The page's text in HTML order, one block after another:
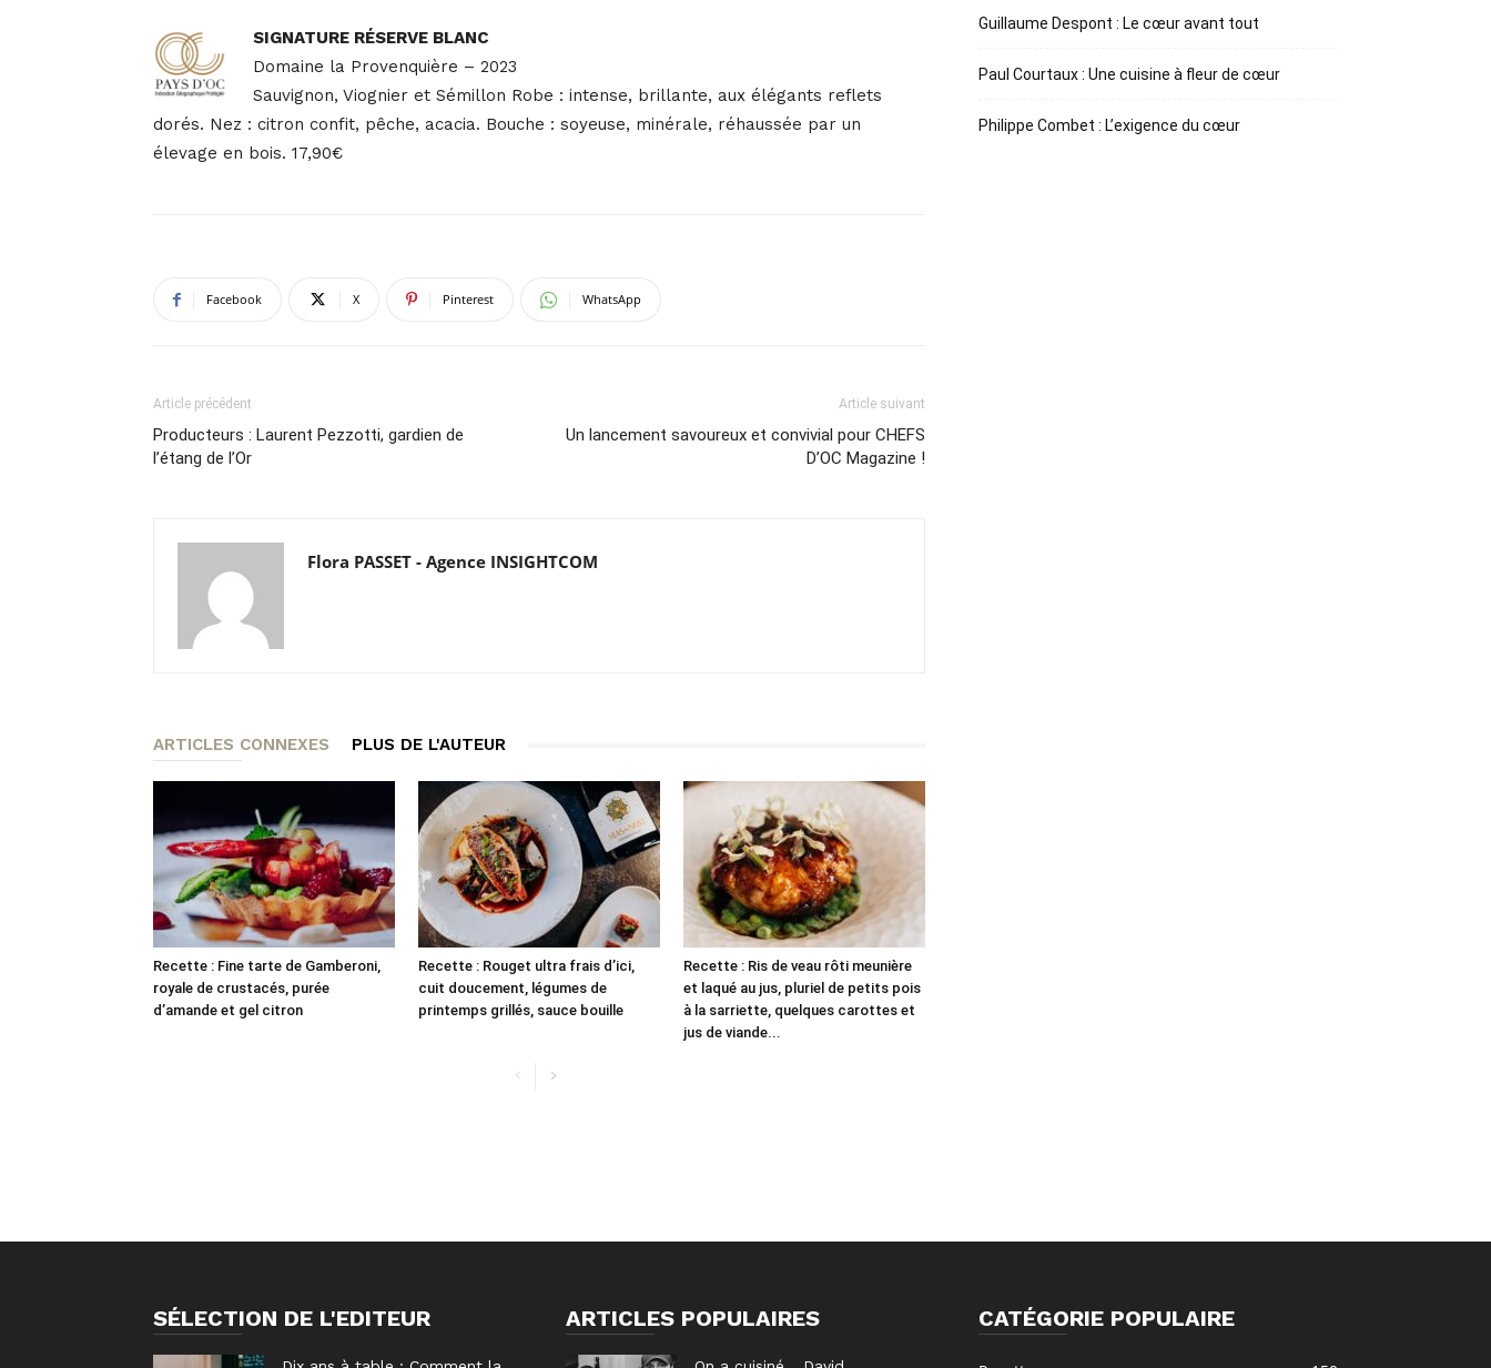
SIGNATURE RÉSERVE BLANC
Domaine la Provenquière – 2023
Sauvignon, Viognier et Sémillon Robe : intense, brillante, aux élégants reflets
dorés. Nez : citron confit, pêche, acacia. Bouche : soyeuse, minérale, réhaussée par un
élevage en bois. 17,90€
Facebook X Pinterest WhatsApp
Article précédent
Producteurs : Laurent Pezzotti, gardien de
l’étang de l’Or
Article suivant
Un lancement savoureux et convivial pour CHEFS
D’OC Magazine !
Flora PASSET - Agence INSIGHTCOM
ARTICLES CONNEXES PLUS DE L'AUTEUR
Recette : Fine tarte de Gamberoni,
royale de crustacés, purée
d’amande et gel citron
Recette : Rouget ultra frais d’ici,
cuit doucement, légumes de
printemps grillés, sauce bouille
Recette : Ris de veau rôti meunière
et laqué au jus, pluriel de petits pois
à la sarriette, quelques carottes et
jus de viande...
Guillaume Despont : Le cœur avant tout
Paul Courtaux : Une cuisine à fleur de cœur
Philippe Combet : L’exigence du cœur
SÉLECTION DE L'EDITEUR ARTICLES POPULAIRES CATÉGORIE POPULAIRE